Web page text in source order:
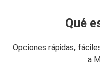
Qué
Opciones rápidas,
a